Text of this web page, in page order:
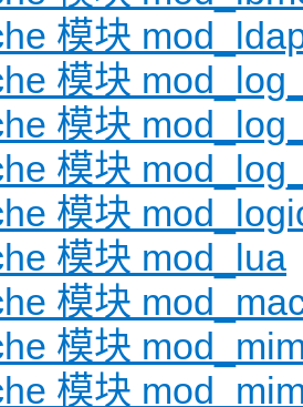
模块
模块
模块
模块
模块
模块 mod_lua
模块
模块
模块